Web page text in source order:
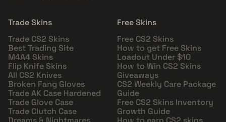
Trade Skins
Trade CS2 Skins
Best Trading Site
M4A4 Skins
Flip Knife Skins
All CS2 Knives
Broken Fang Gloves
Trade AK Case Hardened
Trade Glove Case
Trade Clutch Case
Free Skins
Free CS2 Skins
How to get Free Skins
Loadout Under $10
How to Win CS2 Skins
Giveaways
CS2 Weekly Care Package
Guide
Free CS2 Skins Inventory
Growth Guide